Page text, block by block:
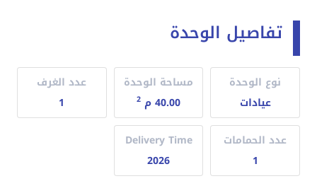
تفاصيل الوحدة
نوع الوحدة
عيادات
مساحة الوحدة
40.00 م
2
عدد الغرف
1
عدد الحمامات
1
Delivery Time
2026